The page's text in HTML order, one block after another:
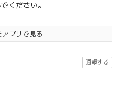
ください。
アプリで見る
通報する